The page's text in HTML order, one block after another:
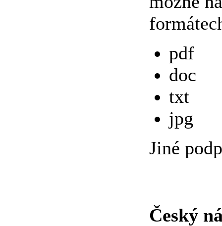
pdf
doc
txt
jpg
Jiné
Český